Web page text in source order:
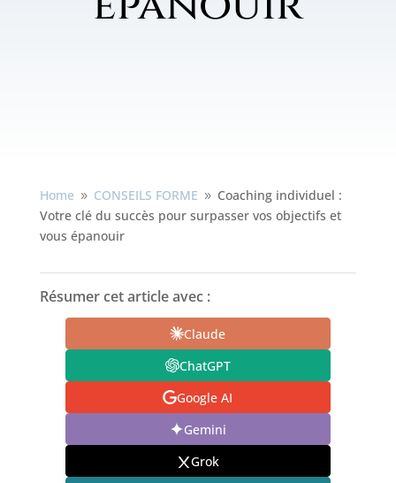
Home 9 CONSEILS FORME 9 Coaching individuel :
Votre clé du succès pour surpasser vos objectifs et
vous épanouir
Résumer cet article avec :
Claude
ChatGPT
Google AI
Gemini
Grok